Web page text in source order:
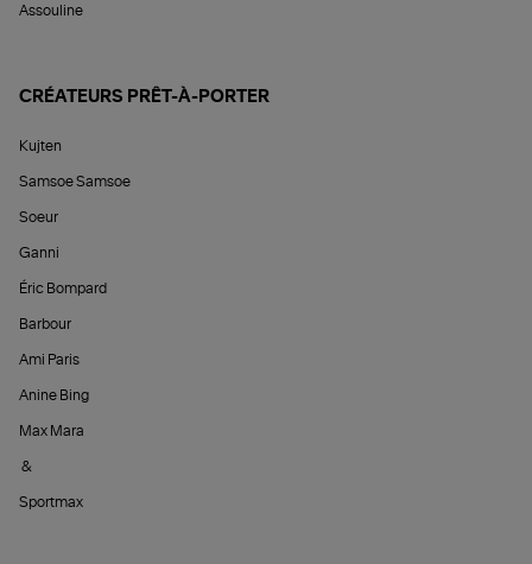
Assouline
CRÉATEURS PRÊT-À-PORTER
Kujten
Samsoe Samsoe
Soeur
Ganni
Éric Bompard
Barbour
Ami Paris
Anine Bing
Max Mara
&
Sportmax